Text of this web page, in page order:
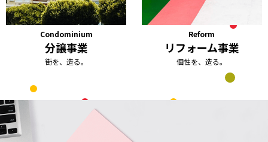
Condominium
分譲事業
街を、造る。
Reform
リフォーム事業
個性を、造る。